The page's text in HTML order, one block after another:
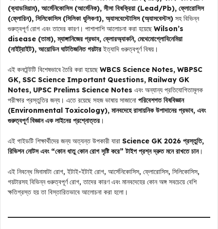
(ক্যাডমিয়াম), আর্সেনিকোসিস (আর্সেনিক), সীসা বিষক্রিয়া (Lead/Pb), ফ্লোরোসিস
(ফ্লোরিন), সিলিকোসিস (সিলিকা ধূলিকণা), অ্যাসবেস্টোসিস (অ্যাসবেস্টস) সহ বিভিন্ন
গুরুত্বপূর্ণ রোগ এবং তাদের কারণ। পাশাপাশি আলোচনা করা হয়েছে Wilson’s
disease (তামা), ম্যাঙ্গানিজের প্রভাব, ক্লোরঅ্যাকনি, মেথেমোগ্লোবিনেমিয়া
(নাইট্রাইট), আয়োডিন ঘাটতিজনিত গয়টারইত্যাদি গুরুত্বপূর্ণ বিষয়।
এই কনটেন্টটি বিশেষভাবে তৈরি করা হয়েছে WBCS Science Notes, WBPSC
GK, SSC Science Important Questions, Railway GK
Notes, UPSC Prelims Science Notes এবং অন্যান্য প্রতিযোগিতামূলক
পরীক্ষার প্রস্তুতির জন্য। এতে রয়েছে সহজ ভাষায় সাজানো পরিবেশগত বিষবিজ্ঞান
(Environmental Toxicology), মানবদেহে রাসায়নিক উপাদানের প্রভাব, এবং
গুরুত্বপূর্ণ বিজ্ঞান এক লাইনের প্রশ্নোত্তর ।
এই গাইডটি শিক্ষার্থীদের জন্য অত্যন্ত উপকারী যারা Science GK 2026 প্রস্তুতি,
রিভিশন নোটস এবং “কোন ধাতু কোন রোগ সৃষ্টি করে” টাইপ প্রশ্ন দ্রুত মনে রাখতে চান।
এই নিবন্ধে মিনামাটা রোগ, ইটাই-ইটাই রোগ, আর্সেনিকোসিস, ফ্লোরোসিস, সিলিকোসিস,
গয়টারসহ বিভিন্ন গুরুত্বপূর্ণ রোগ, তাদের কারণ এবং মানবদেহের কোন অঙ্গ সবচেয়ে বেশি
ক্ষতিগ্রস্ত হয় তা বিস্তারিতভাবে আলোচনা করা হলো।